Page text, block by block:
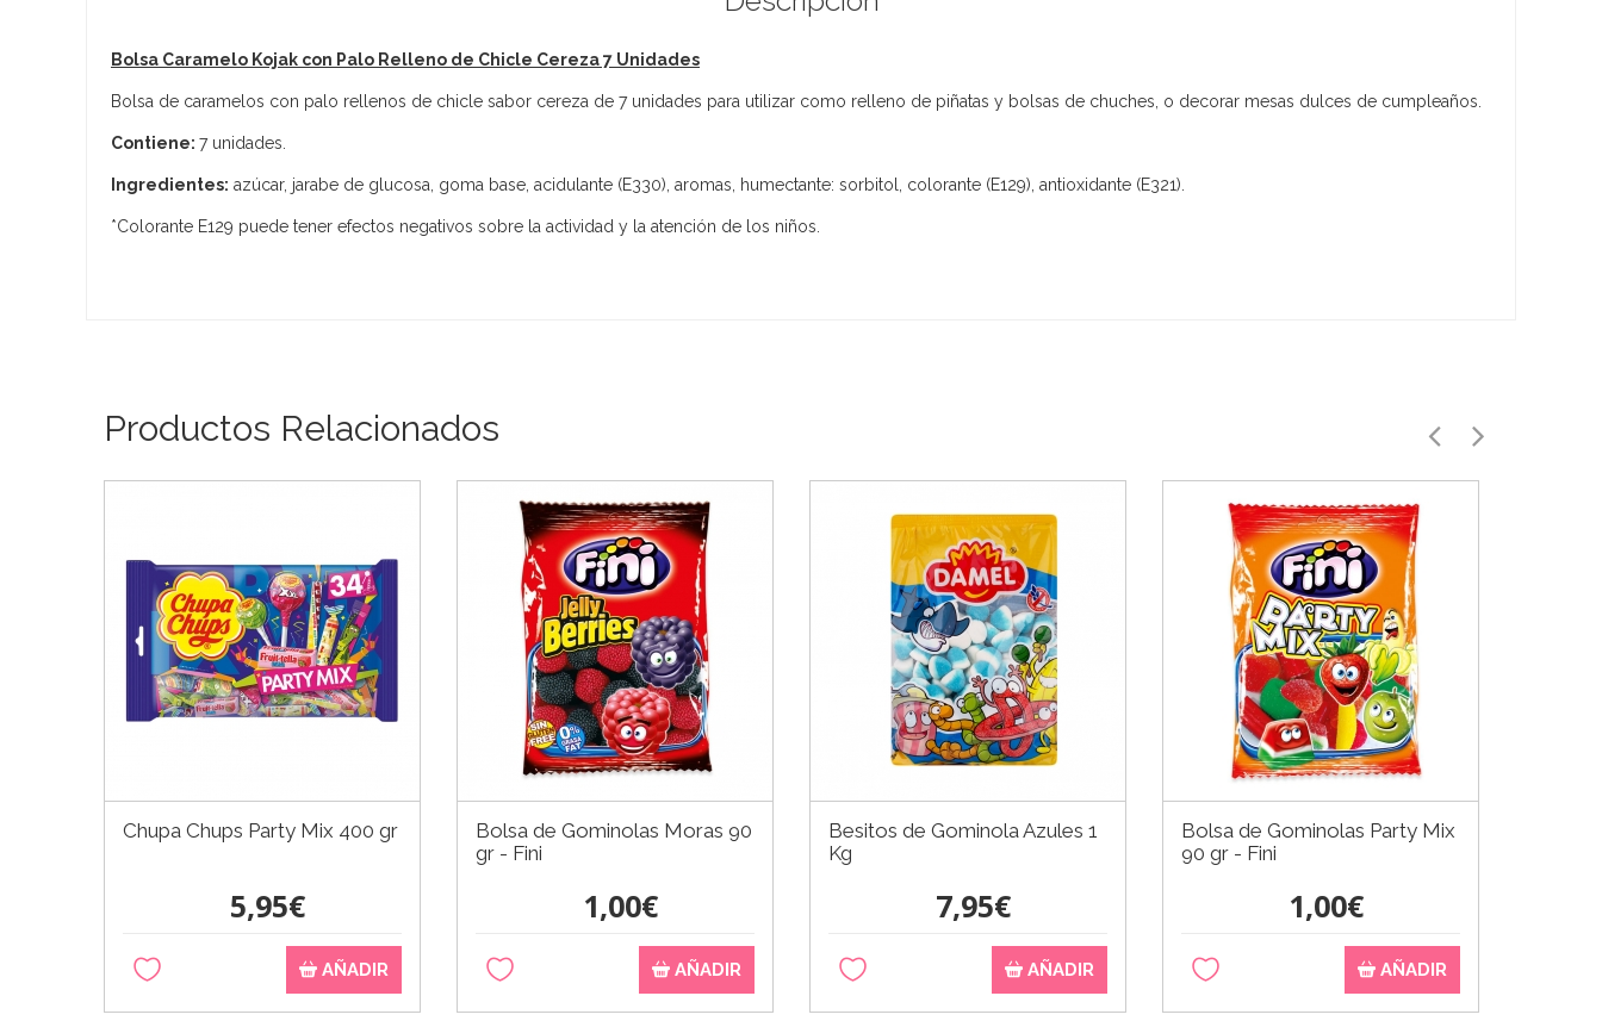
Bolsa Caramelo Kojak con Palo Relleno de Chicle Cereza 7 Unidades
Bolsa de caramelos con palo rellenos de chicle sabor cereza de 7 unidades para utilizar como relleno de piñatas y bolsas de chuches, o decorar mesas dulces de cumpleaños.
Contiene: 7 unidades.
Ingredientes: azúcar, jarabe de glucosa, goma base, acidulante (E330), aromas, humectante: sorbitol, colorante (E129), antioxidante (E321).
*Colorante E129 puede tener efectos negativos sobre la actividad y la atención de los niños.
Productos Relacionados
Chupa Chups Party Mix 400 gr
5,95€
AÑADIR
Bolsa de Gominolas Moras 90
gr - Fini
1,00€
AÑADIR
Besitos de Gominola Azules 1
Kg
7,95€
AÑADIR
Bolsa de Gominolas Party Mix
90 gr - Fini
1,00€
AÑADIR